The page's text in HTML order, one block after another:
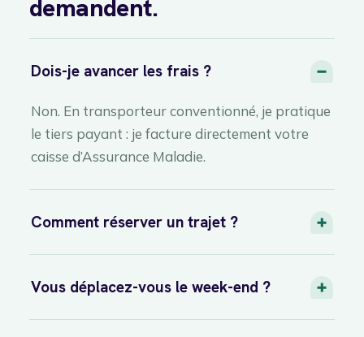
demandent.
Dois-je avancer les frais ?
Non. En transporteur conventionné, je pratique
le tiers payant : je facture directement votre
caisse d’Assurance Maladie.
Comment réserver un trajet ?
Vous déplacez-vous le week-end ?